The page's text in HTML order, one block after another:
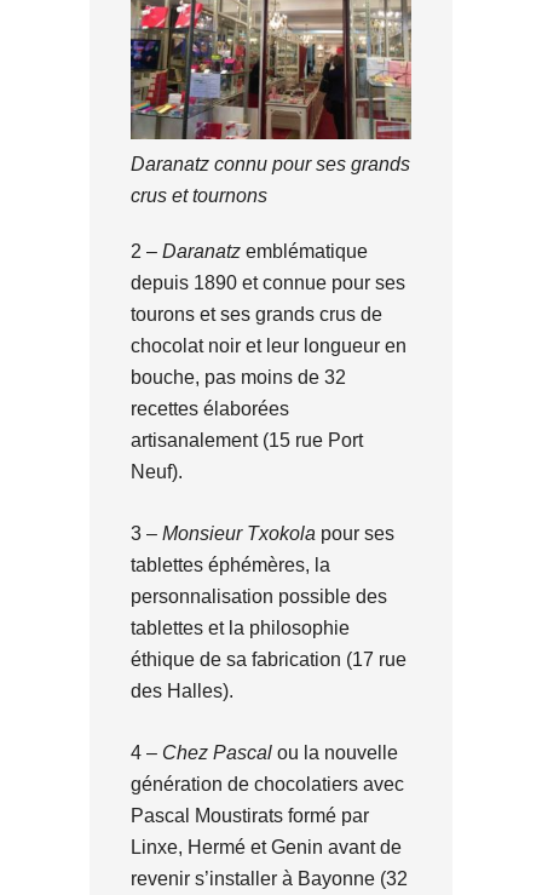
Daranatz connu pour ses grands
crus et tournons
2 – Daranatz emblématique
depuis 1890 et connue pour ses
tourons et ses grands crus de
chocolat noir et leur longueur en
bouche, pas moins de 32
recettes élaborées
artisanalement (15 rue Port
Neuf).
3 – Monsieur Txokola pour ses
tablettes éphémères, la
personnalisation possible des
tablettes et la philosophie
éthique de sa fabrication (17 rue
des Halles).
4 – Chez Pascal ou la nouvelle
génération de chocolatiers avec
Pascal Moustirats formé par
Linxe, Hermé et Genin avant de
revenir s’installer à Bayonne (32